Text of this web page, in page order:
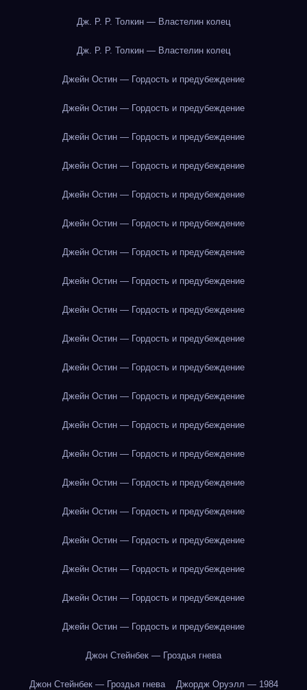
Дж. Р. Р. Толкин — Властелин колец
Дж. Р. Р. Толкин — Властелин колец
Джейн Остин — Гордость и предубеждение
Джейн Остин — Гордость и предубеждение
Джейн Остин — Гордость и предубеждение
Джейн Остин — Гордость и предубеждение
Джейн Остин — Гордость и предубеждение
Джейн Остин — Гордость и предубеждение
Джейн Остин — Гордость и предубеждение
Джейн Остин — Гордость и предубеждение
Джейн Остин — Гордость и предубеждение
Джейн Остин — Гордость и предубеждение
Джейн Остин — Гордость и предубеждение
Джейн Остин — Гордость и предубеждение
Джейн Остин — Гордость и предубеждение
Джейн Остин — Гордость и предубеждение
Джейн Остин — Гордость и предубеждение
Джейн Остин — Гордость и предубеждение
Джейн Остин — Гордость и предубеждение
Джейн Остин — Гордость и предубеждение
Джейн Остин — Гордость и предубеждение
Джейн Остин — Гордость и предубеждение
Джон Стейнбек — Гроздья гнева
Джон Стейнбек — Гроздья гнева Джордж Оруэлл — 1984